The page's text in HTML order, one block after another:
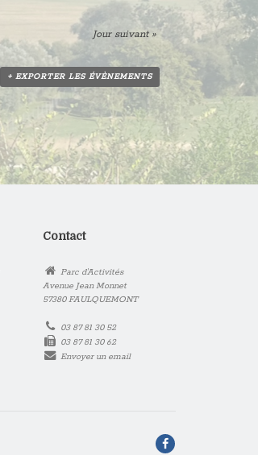
Jour suivant »
+ EXPORTER LES ÉVÈNEMENTS
Contact
Parc d'Activités
Avenue Jean Monnet
57380 FAULQUEMONT
03 87 81 30 52
03 87 81 30 62
Envoyer un email